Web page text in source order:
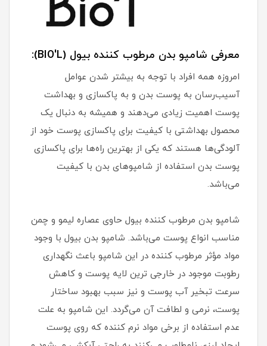
معرفی شامپو بدن مرطوب کننده بیول (BIO'L):
امروزه همه افراد با توجه به بیشتر شدن عوامل
آسیب‌رسان به پوست بدن و به پاکسازی و بهداشت
پوست اهمیت زیادی می‌دهند و همیشه به دنبال یک
محصول بهداشتی با کیفیت برای پاکسازی پوست خود از
آلودگی‌ها هستند که یکی از بهترین راه‌ها برای پاکسازی
پوست بدن استفاده از شامپوهای بدن با کیفیت
می‌باشد.
شامپو بدن مرطوب کننده بیول حاوی عصاره لیمو و چمن
مناسب انواع پوست می‌باشد. شامپو بدن بیول با وجود
مواد مؤثر مرطوب کننده در این شامپو باعث نگهداری
رطوبت موجود در خارجی ترین لایه پوست و کاهش
سرعت تبخیر آب پوست و نیز سبب بهبود ساختار
پوست، نرمی و لطافت آن می‌گردد. این شامپو به علت
عدم استفاده از برخی مواد نرم کننده که روی پوست